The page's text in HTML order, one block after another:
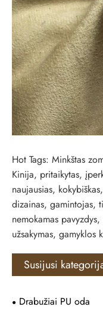
Hot Tags: Minkštas
Kinija, pritaikytas,
naujausias,
dizainas, gamintojas,
nemokamas
užsakymas, gamyklos
Susijusi
Drabužiai PU oda